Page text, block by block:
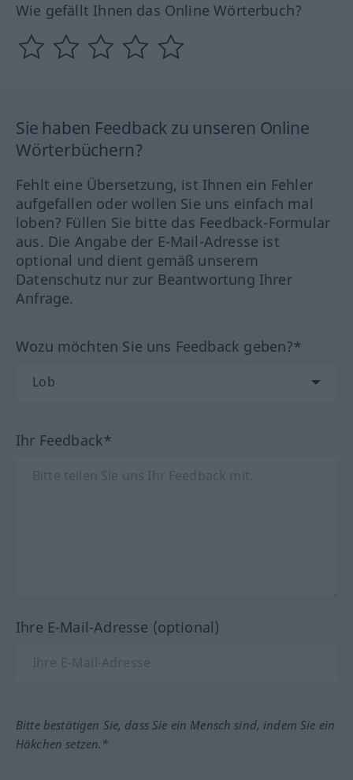
Wie gefällt Ihnen das Online Wörterbuch?
Sie haben Feedback zu unseren Online
Wörterbüchern?
Fehlt eine Übersetzung, ist Ihnen ein Fehler
aufgefallen oder wollen Sie uns einfach mal
loben? Füllen Sie bitte das Feedback-Formular
aus. Die Angabe der E-Mail-Adresse ist
optional und dient gemäß unserem
Datenschutz nur zur Beantwortung Ihrer
Anfrage.
Wozu möchten Sie uns Feedback geben?*
Ihr Feedback*
Ihre E-Mail-Adresse (optional)
Bitte bestätigen Sie, dass Sie ein Mensch sind, indem Sie ein
Häkchen setzen.*